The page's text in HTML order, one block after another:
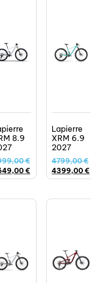
8.9
€
€
Lapierre
XRM 6.9
2027
4799,00€
4399,00€